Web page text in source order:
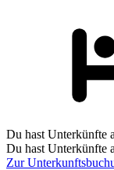
Du hast Unterkünfte
Du hast Unterkünfte
Zur